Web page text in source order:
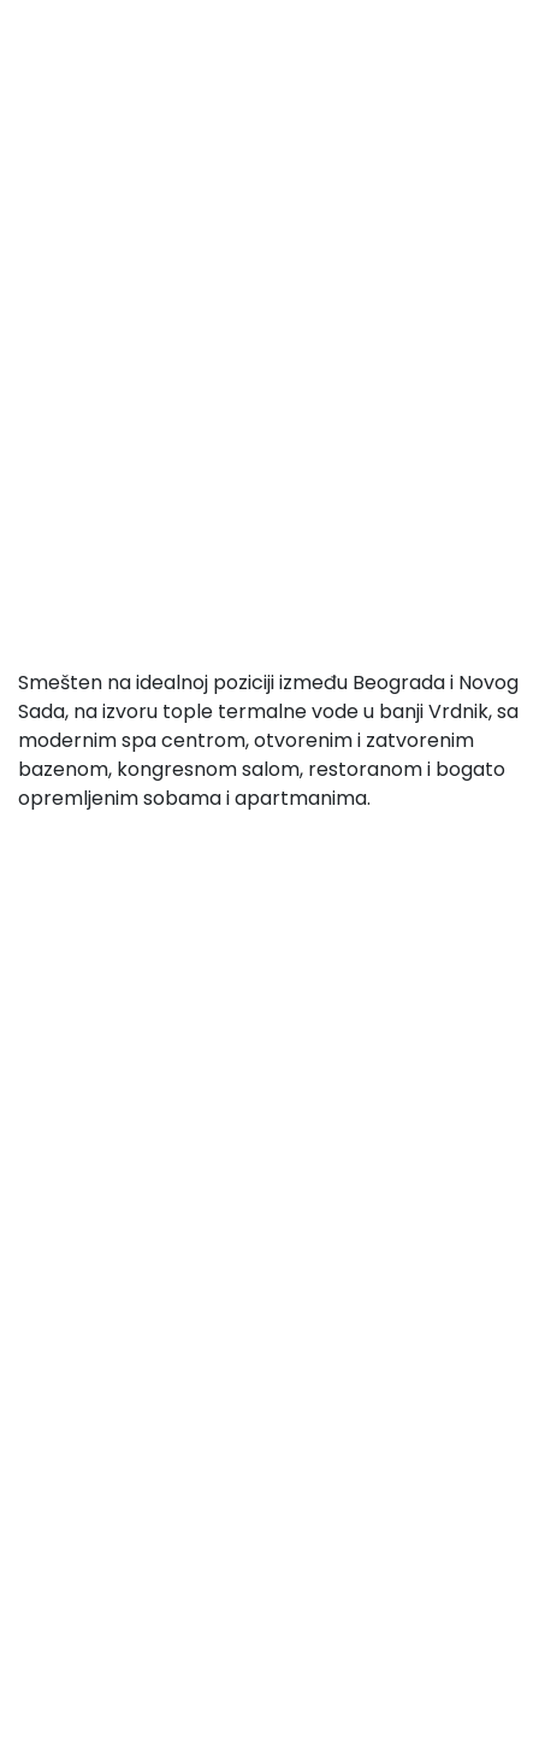
Smešten na idealnoj poziciji između Beograda i Novog
Sada, na izvoru tople termalne vode u banji Vrdnik, sa
modernim spa centrom, otvorenim i zatvorenim
bazenom, kongresnom salom, restoranom i bogato
opremljenim sobama i apartmanima.